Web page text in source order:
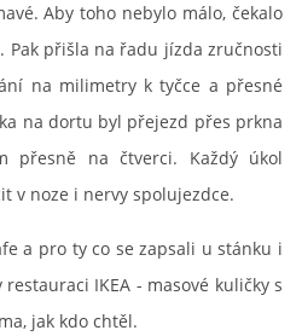
|RSS
Aby toho nebylo málo, čekalo
Pak přišla na řadu jízda zručnosti
na milimetry k tyčce a přesné
na dortu byl přejezd přes prkna
přesně na čtverci. Každý úkol
v noze i nervy spolujezdce.
a pro ty co se zapsali u stánku i
IKEA - masové kuličky s
jak kdo chtěl.